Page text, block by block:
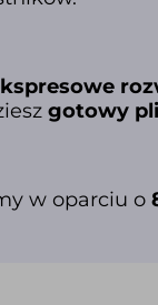
gotowy
w oparciu o